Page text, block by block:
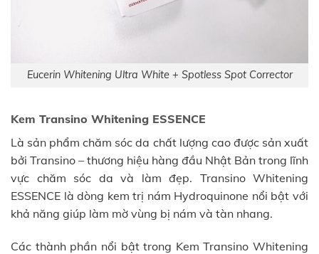
Eucerin Whitening Ultra White + Spotless Spot Corrector
Kem Transino Whitening ESSENCE
Là sản phẩm chăm sóc da chất lượng cao được sản xuất
bởi Transino – thương hiệu hàng đầu Nhật Bản trong lĩnh
vực chăm sóc da và làm đẹp. Transino Whitening
ESSENCE là dòng kem trị nám Hydroquinone nổi bật với
khả năng giúp làm mờ vùng bị nám và tàn nhang.
Các thành phần nổi bật trong Kem Transino Whitening